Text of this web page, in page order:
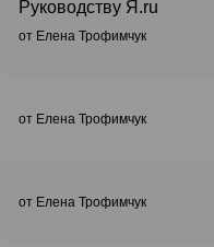
Руководству Я.ru
от Елена Трофимчук
от Елена Трофимчук
от Елена Трофимчук